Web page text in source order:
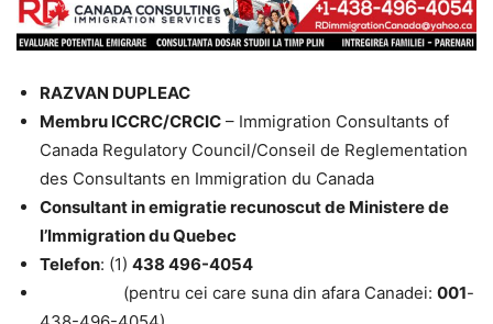
RAZVAN DUPLEAC
Membru ICCRC/CRCIC – Immigration Consultants of
Canada Regulatory Council/Conseil de Reglementation
des Consultants en Immigration du Canada
Consultant in emigratie recunoscut de Ministere de
l’Immigration du Quebec
Telefon: (1) 438 496-4054
(pentru cei care suna din afara Canadei: 001-